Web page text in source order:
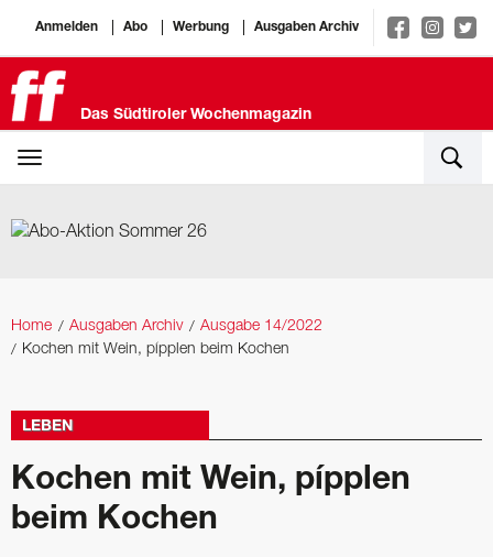
Anmelden Abo Werbung Ausgaben Archiv
Das Südtiroler Wochenmagazin
Home Ausgaben Archiv
Ausgabe 14/2022
Kochen mit Wein, pípplen beim Kochen
LEBEN
Kochen mit Wein, pípplen
beim Kochen